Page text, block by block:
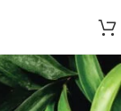
sur 177 résultats